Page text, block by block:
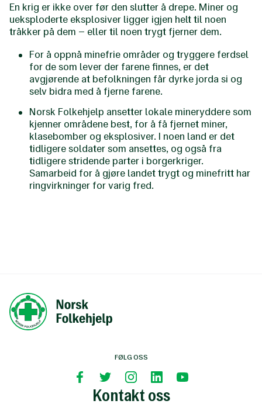
En krig er ikke over før den slutter å drepe. Miner og
ueksploderte eksplosiver ligger igjen helt til noen
tråkker på dem – eller til noen trygt fjerner dem.
For å oppnå minefrie områder og tryggere ferdsel
for de som lever der farene finnes, er det
avgjørende at befolkningen får dyrke jorda si og
selv bidra med å fjerne farene.
Norsk Folkehjelp ansetter lokale mineryddere som
kjenner områdene best, for å få fjernet miner,
klasebomber og eksplosiver. I noen land er det
tidligere soldater som ansettes, og også fra
tidligere stridende parter i borgerkriger.
Samarbeid for å gjøre landet trygt og minefritt har
ringvirkninger for varig fred.
FØLG OSS
Kontakt oss